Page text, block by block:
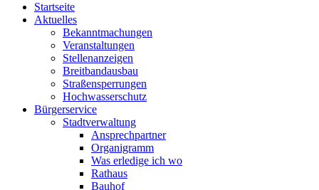
Startseite
Aktuelles
Bekanntmachungen
Veranstaltungen
Stellenanzeigen
Breitbandausbau
Straßensperrungen
Hochwasserschutz
Bürgerservice
Stadtverwaltung
Ansprechpartner
Organigramm
Was erledige ich wo
Rathaus
Bauhof